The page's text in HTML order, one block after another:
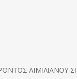
ΑΙΜΙΛΙΑΝΟΥ